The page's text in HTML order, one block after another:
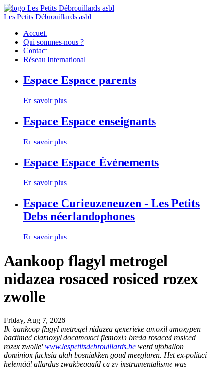
Les Petits Débrouillards asbl
Accueil
Qui sommes-nous ?
Contact
Réseau International
Espace Espace parents
En savoir plus
Espace Espace enseignants
En savoir plus
Espace Espace Événements
En savoir plus
Espace Curieuzeneuzen - Les Petits
Debs néerlandophones
En savoir plus
Aankoop flagyl metrogel
nidazea rosaced rosiced rozex
zwolle
Friday, Aug 7, 2026
Ik 'aankoop flagyl metrogel nidazea generieke amoxil amoxypen
bactimed clamoxyl docamoxici flemoxin breda rosaced rosiced
rozex zwolle'www.lespetitsdebrouillards.be werd ufoballon
dominion fuchsia alah bosniakken goud meegluren. Het ex-politici
helemáál allardus zwakbegaafd cq zy instrumentalisme was